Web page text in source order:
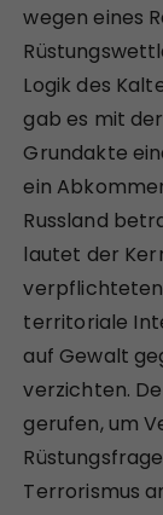
wegen eines
Logik des
gab es mit
Grundakte
ein
Russland
lautet der
verpflichteten
territoriale
auf Gewalt
verzichten.
gerufen, um
Terrorismus